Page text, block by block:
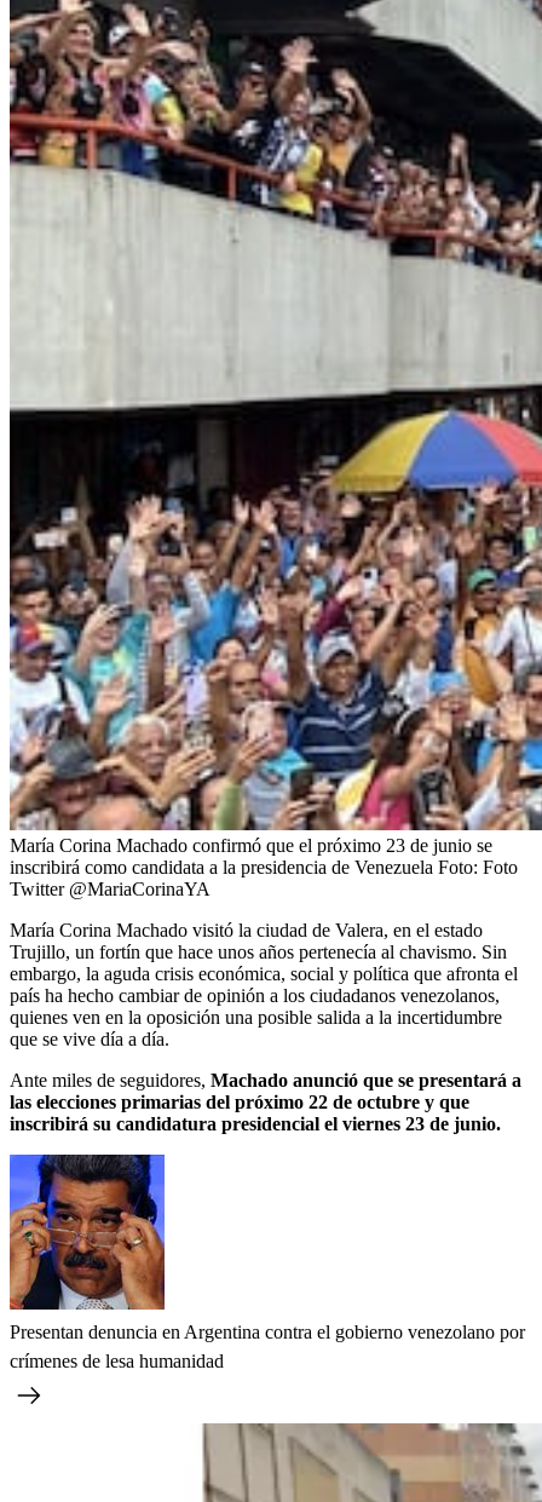
María Corina Machado confirmó que el próximo 23 de junio se
inscribirá como candidata a la presidencia de Venezuela Foto: Foto
Twitter @MariaCorinaYA
María Corina Machado visitó la ciudad de Valera, en el estado
Trujillo, un fortín que hace unos años pertenecía al chavismo. Sin
embargo, la aguda crisis económica, social y política que afronta el
país ha hecho cambiar de opinión a los ciudadanos venezolanos,
quienes ven en la oposición una posible salida a la incertidumbre
que se vive día a día.
Ante miles de seguidores, Machado anunció que se presentará a
las elecciones primarias del próximo 22 de octubre y que
inscribirá su candidatura presidencial el viernes 23 de junio.
Presentan denuncia en Argentina contra el gobierno venezolano por
crímenes de lesa humanidad